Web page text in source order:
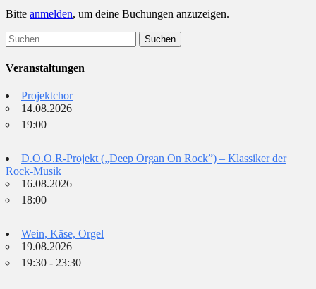
Bitte anmelden, um deine Buchungen anzuzeigen.
Suchen
nach:
Veranstaltungen
Projektchor
14.08.2026
19:00
D.O.O.R-Projekt („Deep Organ On Rock”) – Klassiker der
Rock-Musik
16.08.2026
18:00
Wein, Käse, Orgel
19.08.2026
19:30 - 23:30